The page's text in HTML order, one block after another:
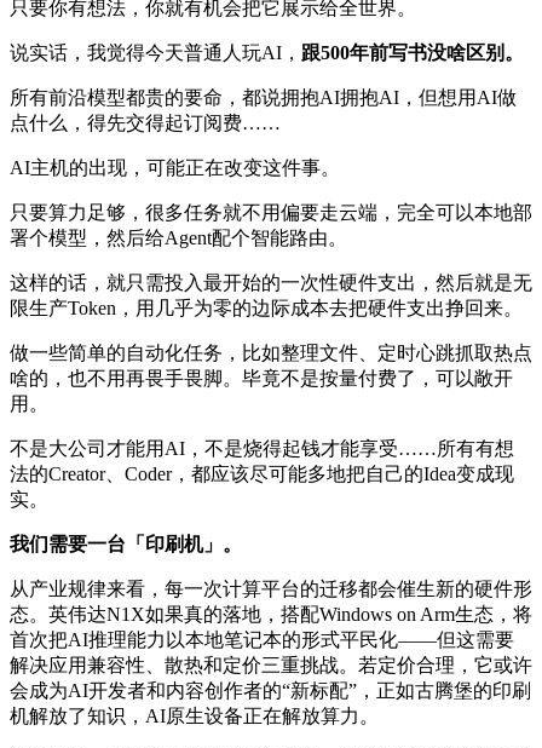
只要你有想法，你就有机会把它展示给全世界。
说实话，我觉得今天普通人玩AI， 跟500年前写书没啥区别。
所有前沿模型都贵的要命，都说拥抱AI拥抱AI，但想用AI做
点什么，得先交得起订阅费……
AI主机的出现，可能正在改变这件事。
只要算力足够，很多任务就不用偏要走云端，完全可以本地部
署个模型，然后给Agent配个智能路由。
这样的话，就只需投入最开始的一次性硬件支出，然后就是无
限生产Token，用几乎为零的边际成本去把硬件支出挣回来。
做一些简单的自动化任务，比如整理文件、定时心跳抓取热点
啥的，也不用再畏手畏脚。毕竟不是按量付费了，可以敞开
用。
不是大公司才能用AI，不是烧得起钱才能享受……所有有想
法的Creator、Coder，都应该尽可能多地把自己的Idea变成现
实。
我们需要一台「印刷机」。
从产业规律来看，每一次计算平台的迁移都会催生新的硬件形
态。英伟达N1X如果真的落地，搭配Windows on Arm生态，将
首次把AI推理能力以本地笔记本的形式平民化——但这需要
解决应用兼容性、散热和定价三重挑战。若定价合理，它或许
会成为AI开发者和内容创作者的“新标配”，正如古腾堡的印刷
机解放了知识，AI原生设备正在解放算力。